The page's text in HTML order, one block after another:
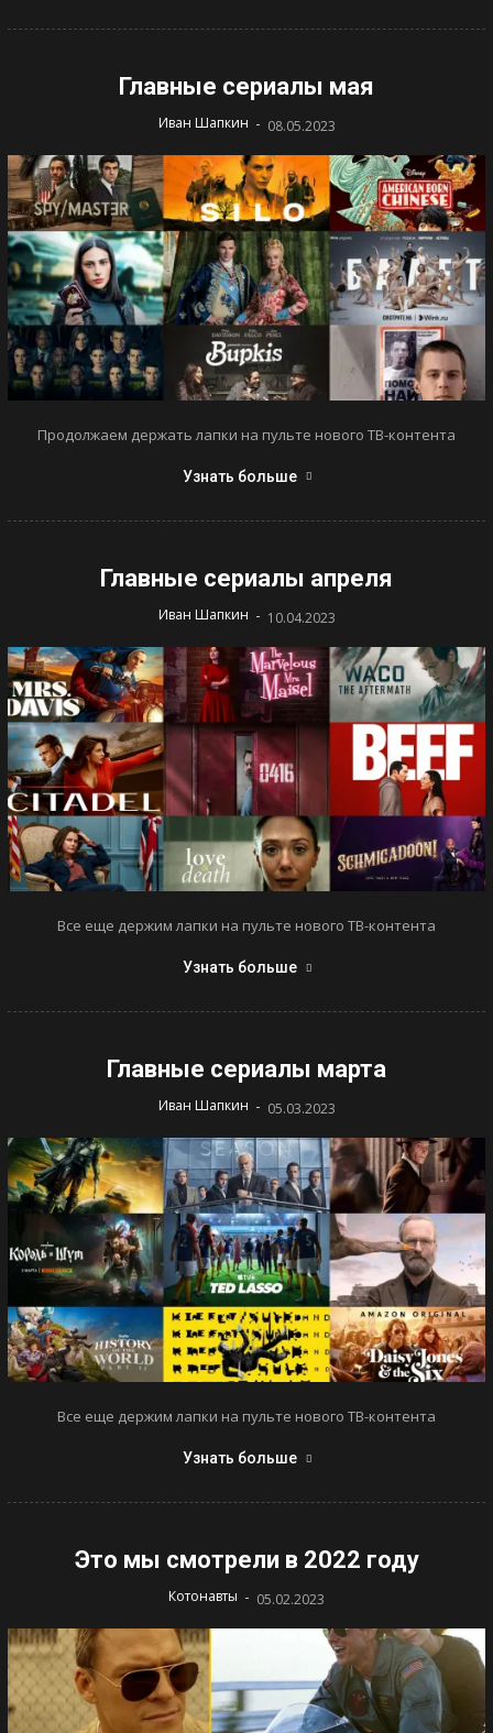
Главные сериалы мая
Иван Шапкин - 08.05.2023
Продолжаем держать лапки на пульте нового ТВ-контента
Узнать больше
Главные сериалы апреля
Иван Шапкин - 10.04.2023
Все еще держим лапки на пульте нового ТВ-контента
Узнать больше
Главные сериалы марта
Иван Шапкин - 05.03.2023
Все еще держим лапки на пульте нового ТВ-контента
Узнать больше
Это мы смотрели в 2022 году
Котонавты - 05.02.2023